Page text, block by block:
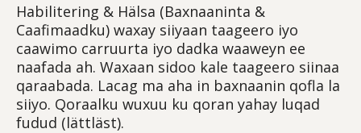
Habilitering & Hälsa (Baxnaaninta &
Caafimaadku) waxay siiyaan taageero iyo
caawimo carruurta iyo dadka waaweyn ee
naafada ah. Waxaan sidoo kale taageero siinaa
qaraabada. Lacag ma aha in baxnaanin qofla la
siiyo. Qoraalku wuxuu ku qoran yahay luqad
fudud (lättläst).